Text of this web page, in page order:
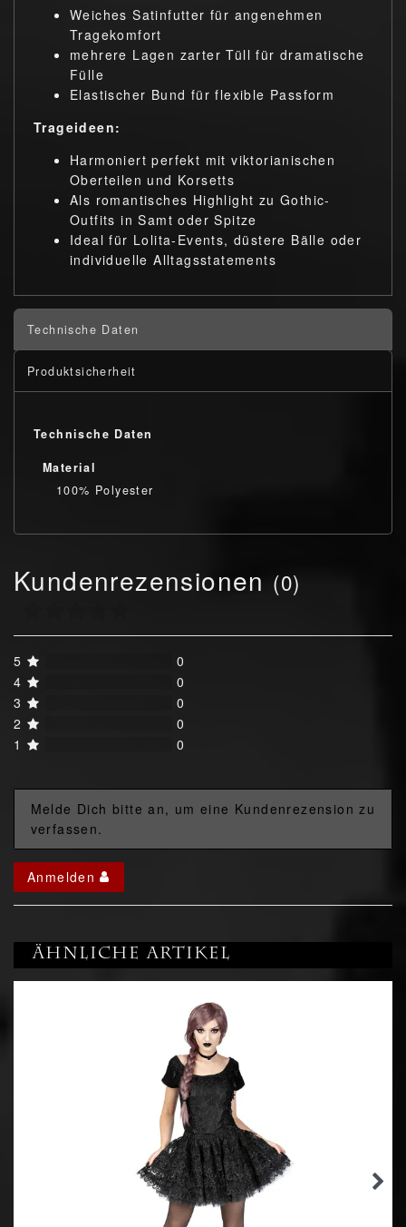
Weiches Satinfutter für angenehmen
Tragekomfort
mehrere Lagen zarter Tüll für dramatische
Fülle
Elastischer Bund für flexible Passform
Trageideen:
Harmoniert perfekt mit viktorianischen
Oberteilen und Korsetts
Als romantisches Highlight zu Gothic-
Outfits in Samt oder Spitze
Ideal für Lolita-Events, düstere Bälle oder
individuelle Alltagsstatements
Technische Daten
Produktsicherheit
Technische Daten
Material
100% Polyester
Kundenrezensionen (0)
5
0
4
0
3
0
2
0
1
0
Melde Dich bitte an, um eine Kundenrezension zu
verfassen.
Anmelden
Ähnliche Artikel